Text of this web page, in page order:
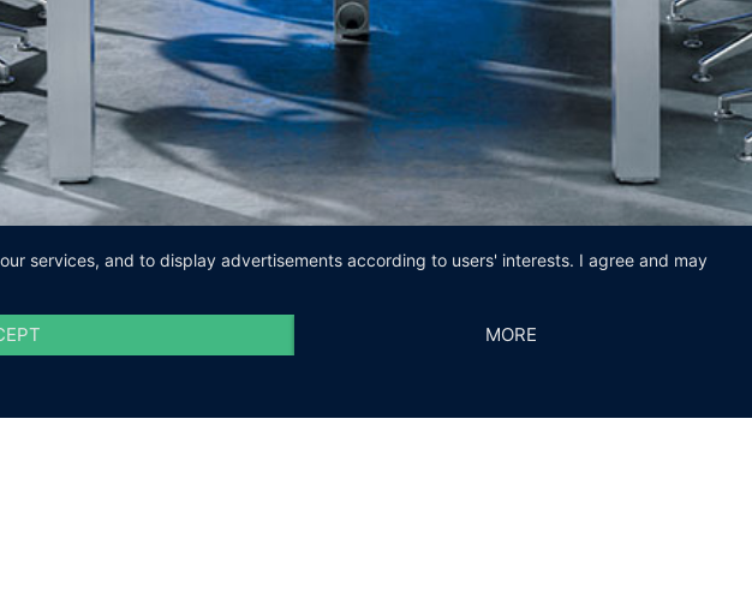
services, and to display advertisements according to users' interests. I agree and may
MORE